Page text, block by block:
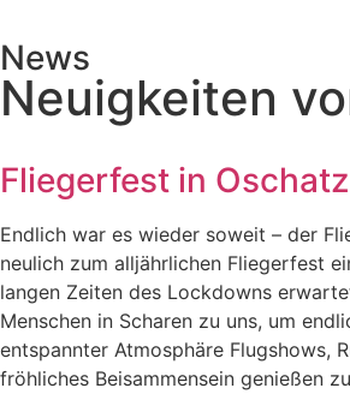
News
Neuigkeiten
Fliegerfest in Oschatz
Endlich war es wieder soweit – der
neulich zum alljährlichen Fliegerfest
langen Zeiten des Lockdowns
Menschen in Scharen zu uns, um
entspannter Atmosphäre Flugshows,
fröhliches Beisammensein genießen